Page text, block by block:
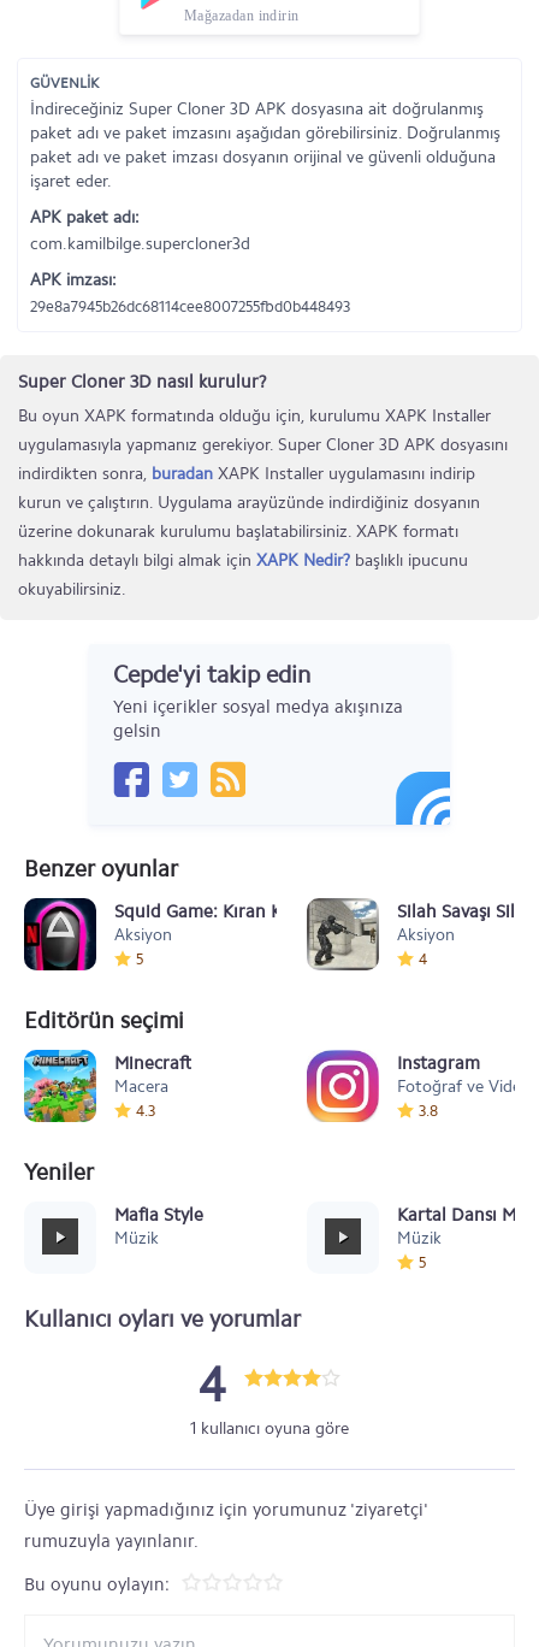
Mağazadan indirin
GÜVENLİK
İndireceğiniz Super Cloner 3D APK dosyasına ait doğrulanmış
paket adı ve paket imzasını aşağıdan görebilirsiniz. Doğrulanmış
paket adı ve paket imzası dosyanın orijinal ve güvenli olduğuna
işaret eder.
APK paket adı:
com.kamilbilge.supercloner3d
APK imzası:
29e8a7945b26dc68114cee8007255fbd0b448493
Super Cloner 3D nasıl kurulur?
Bu oyun XAPK formatında olduğu için, kurulumu XAPK Installer
uygulamasıyla yapmanız gerekiyor. Super Cloner 3D APK dosyasını
indirdikten sonra, buradan XAPK Installer uygulamasını indirip
kurun ve çalıştırın. Uygulama arayüzünde indirdiğiniz dosyanın
üzerine dokunarak kurulumu başlatabilirsiniz. XAPK formatı
hakkında detaylı bilgi almak için XAPK Nedir? başlıklı ipucunu
okuyabilirsiniz.
Cepde'yi takip edin
Yeni içerikler sosyal medya akışınıza
gelsin
Benzer oyunlar
Squid Game: Kıran Kırana
Aksiyon
5
Silah Savaşı
Aksiyon
4
Editörün seçimi
Minecraft
Macera
4.3
Instagram
Fotoğraf ve Video
3.8
Yeniler
Mafia Style
Müzik
Kartal Dansı
Müzik
5
Kullanıcı oyları ve yorumlar
4
1 kullanıcı oyuna göre
Üye girişi yapmadığınız için yorumunuz 'ziyaretçi'
rumuzuyla yayınlanır.
Bu oyunu oylayın: